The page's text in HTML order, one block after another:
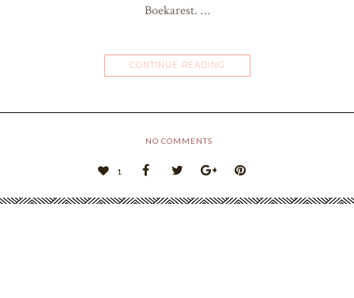
Boekarest. …
CONTINUE READING
NO COMMENTS
1